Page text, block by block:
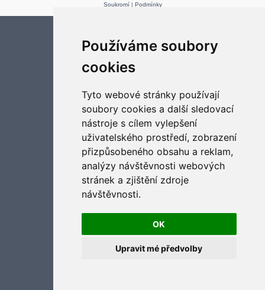
Používáme soubory
cookies
Tyto webové stránky používají
soubory cookies a další sledovací
nástroje s cílem vylepšení
uživatelského prostředí, zobrazení
přizpůsobeného obsahu a reklam,
analýzy návštěvnosti webových
stránek a zjištění zdroje
návštěvnosti.
OK
Upravit mé předvolby
Soukromí| Podmínky